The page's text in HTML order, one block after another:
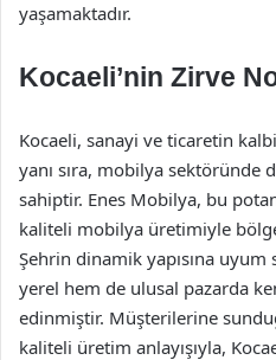
yaşamaktadır.
Kocaeli’nin Zirve
Kocaeli, sanayi ve ticaretin
yanı sıra, mobilya sektöründe
sahiptir. Enes Mobilya, bu
kaliteli mobilya üretimiyle
Şehrin dinamik yapısına
yerel hem de ulusal pazarda
edinmiştir. Müşterilerine
kaliteli üretim anlayışıyla,